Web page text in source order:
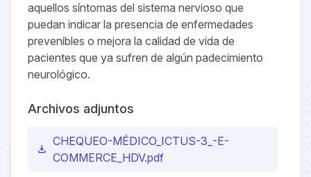
aquellos síntomas del sistema nervioso que
puedan indicar la presencia de enfermedades
prevenibles o mejora la calidad de vida de
pacientes que ya sufren de algún padecimiento
neurológico.
Archivos adjuntos
download
CHEQUEO-MÉDICO_ICTUS-3_-E-
COMMERCE_HDV.pdf